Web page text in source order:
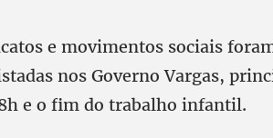
e movimentos sociais
nos Governo Vargas,
e o fim do trabalho infantil.